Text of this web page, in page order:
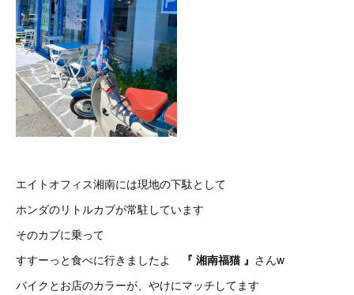
エイトオフィス湘南には現地の下駄として
ホンダのリトルカブが常駐しています
そのカブに乗って
すすーっと食べに行きましたよ
『 湘南福猫 』 さんw
バイクとお店のカラーが、やけにマッチしてます